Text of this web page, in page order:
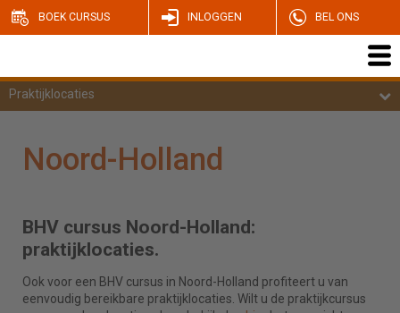
BOEK CURSUS INLOGGEN BEL ONS
Praktijklocaties
Noord-Holland
BHV cursus Noord-Holland:
praktijklocaties.
Ook voor een BHV cursus in Noord-Holland profiteert u van
eenvoudig bereikbare praktijklocaties. Wilt u de praktijkcursus